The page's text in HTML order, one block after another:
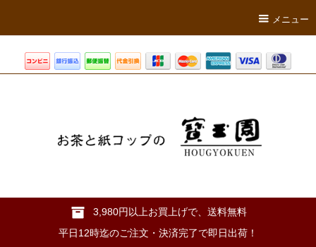
メニュー
3,980円以上お買上げで、送料無料
平日12時迄のご注文・決済完了で即日出荷！